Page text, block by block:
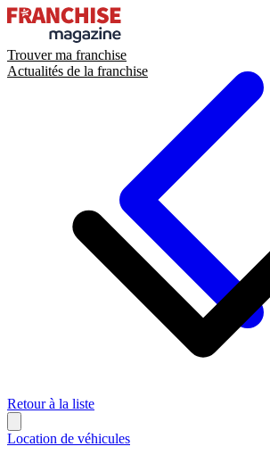
Trouver ma franchise
Actualités de la franchise
Retour à la liste
Location de véhicules